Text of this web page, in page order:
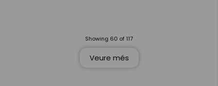
Showing 60 of 117
Veure més